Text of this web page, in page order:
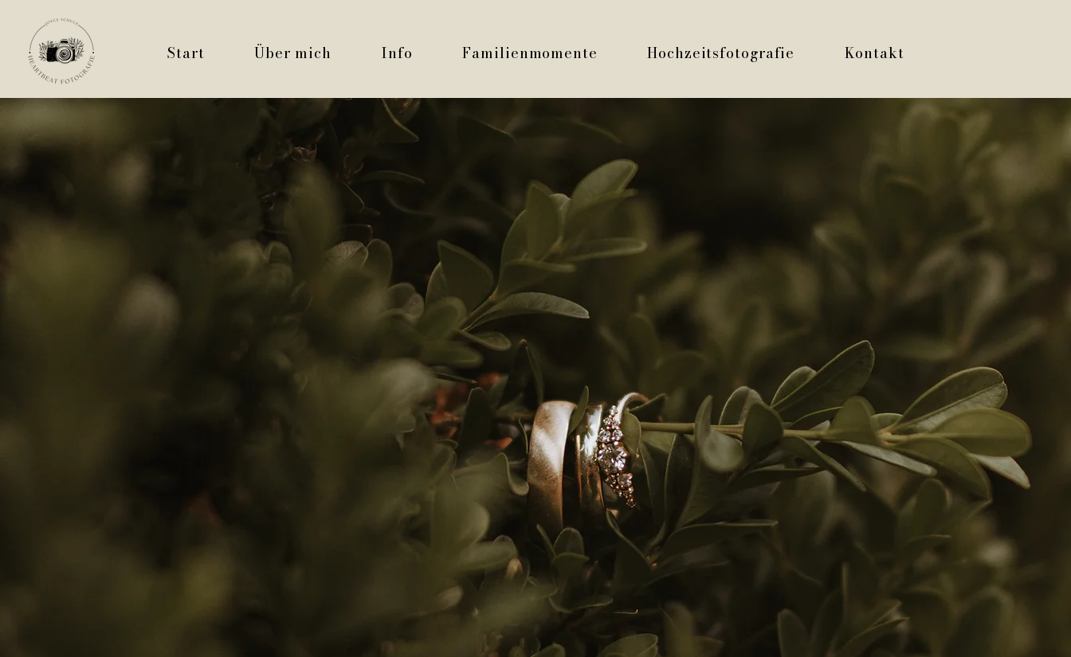
Start Über mich Info Familienmomente Hochzeitsfotografie Kontakt